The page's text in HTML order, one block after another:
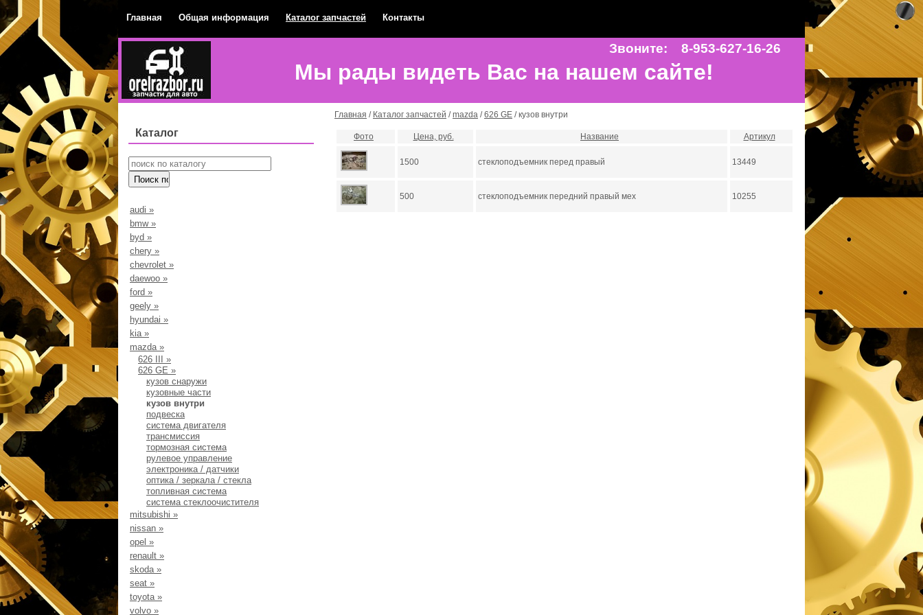
Главная Общая информация Каталог запчастей Контакты
Звоните: 8-953-627-16-26
Мы рады видеть Вас на нашем сайте!
Каталог
audi »
bmw»
byd »
chery »
chevrolet »
daewoo »
ford »
geely »
hyundai »
kia»
mazda»
626 III
»
626 GE »
кузов снаружи
кузовные части
кузов внутри
подвеска
система двигателя
трансмиссия
тормозная система
рулевое управление
электроника / датчики
оптика / зеркала / стекла
топливная система
система стеклоочистителя
mitsubishi »
nissan »
opel »
renault »
skoda»
seat »
toyota»
volvo »
Главная / Каталог запчастей /mazda /626 GE / кузов внутри
Фото Цена, руб. Название Артикул
1500 стеклоподъемник перед правый 13449
500 стеклоподъемник передний правый мех 10255